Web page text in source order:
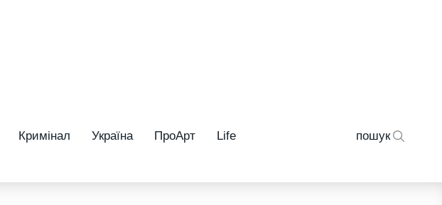
Кримінал Україна ПроАрт Life пошук